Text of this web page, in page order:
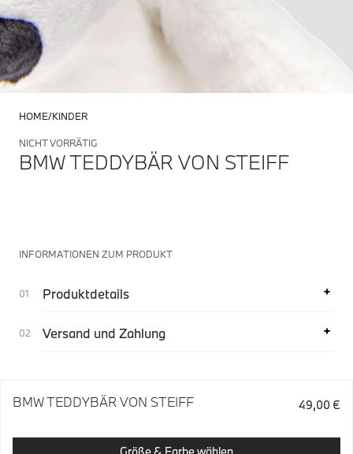
HOME KINDER
NICHT VORRÄTIG
BMW TEDDYBÄR VON STEIFF
INFORMATIONEN ZUM PRODUKT
Produktdetails
Versand und Zahlung
BMW TEDDYBÄR VON STEIFF 49,00 €